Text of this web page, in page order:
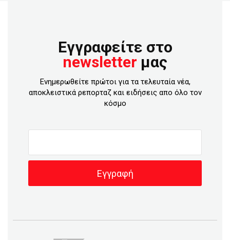
Εγγραφείτε στο
newsletter μας
Ενημερωθείτε πρώτοι για τα τελευταία νέα,
αποκλειστικά ρεπορταζ και ειδήσεις απο όλο τον
κόσμο